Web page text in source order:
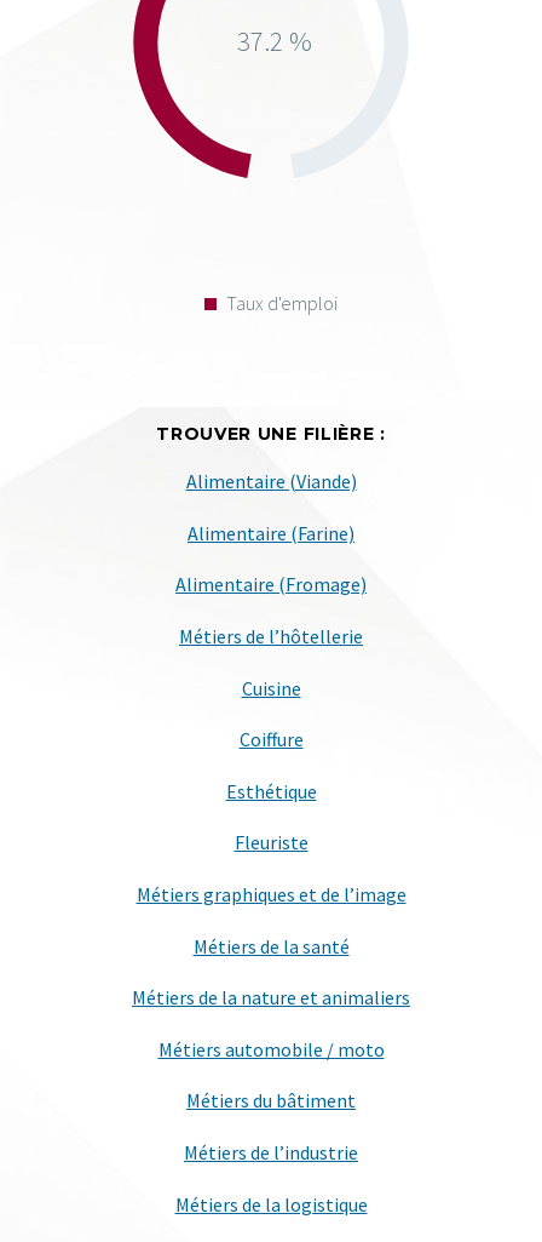
37.2 %
Taux d'emploi
TROUVER UNE FILIÈRE :
Alimentaire (Viande)
Alimentaire (Farine)
Alimentaire (Fromage)
Métiers de l’hôtellerie
Cuisine
Coiffure
Esthétique
Fleuriste
Métiers graphiques et de l’image
Métiers de la santé
Métiers de la nature et animaliers
Métiers automobile / moto
Métiers du bâtiment
Métiers de l’industrie
Métiers de la logistique